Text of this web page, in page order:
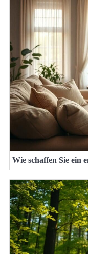
Wie schaffen Sie ein